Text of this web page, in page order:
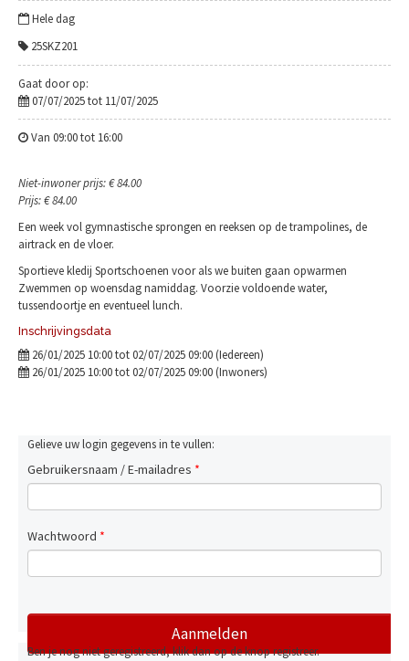
Hele dag
25SKZ201
Gaat door op:
07/07/2025 tot 11/07/2025
Van 09:00 tot 16:00
Niet-inwoner prijs: € 84.00
Prijs: € 84.00
Een week vol gymnastische sprongen en reeksen op de trampolines, de
airtrack en de vloer.
Sportieve kledij Sportschoenen voor als we buiten gaan opwarmen
Zwemmen op woensdag namiddag. Voorzie voldoende water,
tussendoortje en eventueel lunch.
Inschrijvingsdata
26/01/2025 10:00 tot 02/07/2025 09:00 (Iedereen)
26/01/2025 10:00 tot 02/07/2025 09:00 (Inwoners)
Gelieve uw login gegevens in te vullen:
Gebruikersnaam / E-mailadres *
Wachtwoord *
Ben je nog niet geregistreerd, klik dan op de knop registreer.